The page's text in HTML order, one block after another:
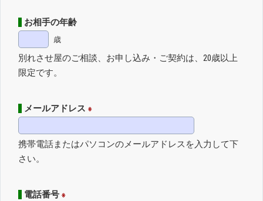
お相手の年齢
歳
別れさせ屋のご相談、お申し込み・ご契約は、20歳以上
限定です。
メールアドレス ※
携帯電話またはパソコンのメールアドレスを入力して下
さい。
電話番号 ※